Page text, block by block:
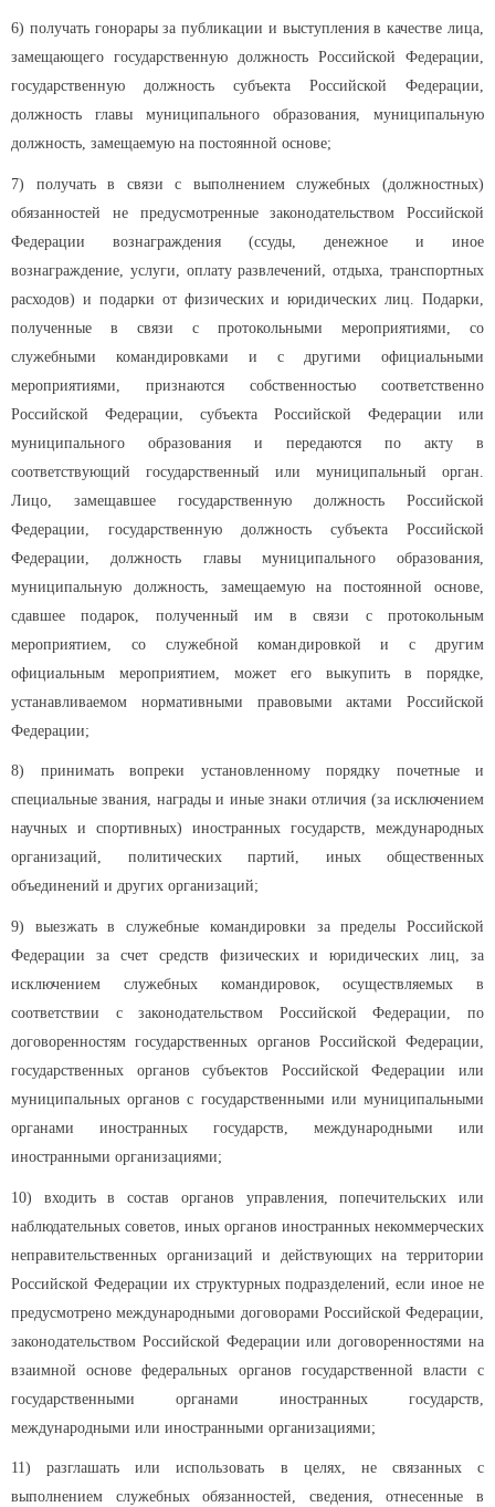
6) получать гонорары за публикации и выступления в качестве лица,
замещающего государственную должность Российской Федерации,
государственную должность субъекта Российской Федерации,
должность главы муниципального образования, муниципальную
должность, замещаемую на постоянной основе;
7) получать в связи с выполнением служебных (должностных)
обязанностей не предусмотренные законодательством Российской
Федерации вознаграждения (ссуды, денежное и иное
вознаграждение, услуги, оплату развлечений, отдыха, транспортных
расходов) и подарки от физических и юридических лиц. Подарки,
полученные в связи с протокольными мероприятиями, со
служебными командировками и с другими официальными
мероприятиями, признаются собственностью соответственно
Российской Федерации, субъекта Российской Федерации или
муниципального образования и передаются по акту в
соответствующий государственный или муниципальный орган.
Лицо, замещавшее государственную должность Российской
Федерации, государственную должность субъекта Российской
Федерации, должность главы муниципального образования,
муниципальную должность, замещаемую на постоянной основе,
сдавшее подарок, полученный им в связи с протокольным
мероприятием, со служебной командировкой и с другим
официальным мероприятием, может его выкупить в порядке,
устанавливаемом нормативными правовыми актами Российской
Федерации;
8) принимать вопреки установленному порядку почетные и
специальные звания, награды и иные знаки отличия (за исключением
научных и спортивных) иностранных государств, международных
организаций, политических партий, иных общественных
объединений и других организаций;
9) выезжать в служебные командировки за пределы Российской
Федерации за счет средств физических и юридических лиц, за
исключением служебных командировок, осуществляемых в
соответствии с законодательством Российской Федерации, по
договоренностям государственных органов Российской Федерации,
государственных органов субъектов Российской Федерации или
муниципальных органов с государственными или муниципальными
органами иностранных государств, международными или
иностранными организациями;
10) входить в состав органов управления, попечительских или
наблюдательных советов, иных органов иностранных некоммерческих
неправительственных организаций и действующих на территории
Российской Федерации их структурных подразделений, если иное не
предусмотрено международными договорами Российской Федерации,
законодательством Российской Федерации или договоренностями на
взаимной основе федеральных органов государственной власти с
государственными органами иностранных государств,
международными или иностранными организациями;
11) разглашать или использовать в целях, не связанных с
выполнением служебных обязанностей, сведения, отнесенные в